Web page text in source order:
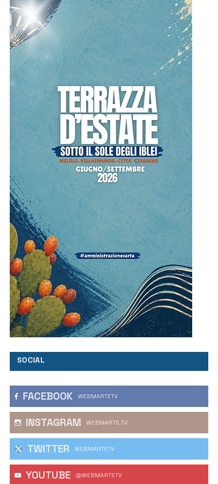
SOCIAL
FACEBOOK WEBMARTETV
INSTAGRAM WEBMARTE.TV
TWITTER WEBMARTETV
YOUTUBE @WEBMARTETV